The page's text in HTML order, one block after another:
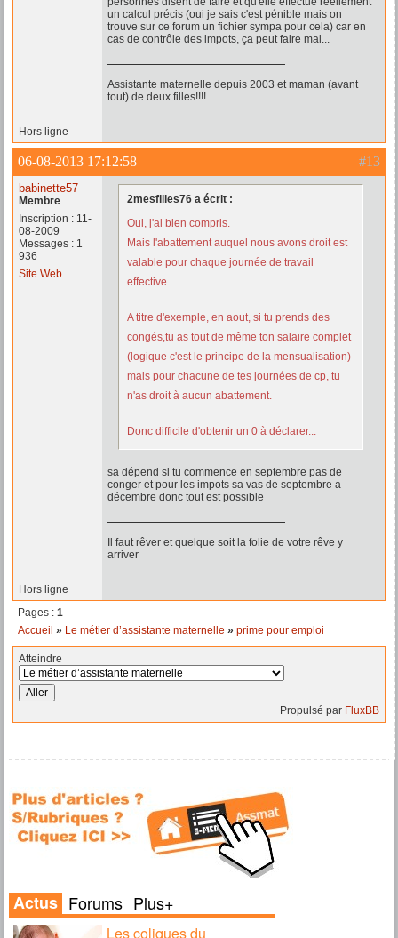
un calcul précis (oui je sais c'est pénible mais on
trouve sur ce forum un fichier sympa pour cela) car en
cas de contrôle des impots, ça peut faire mal...
Assistante maternelle depuis 2003 et maman (avant
tout) de deux filles!!!!
Hors ligne
#13
06-08-2013 17:12:58
babinette57
Membre
Inscription : 11-
08-2009
Messages : 1
936
Site Web
2mesfilles76 a écrit :
Oui, j'ai bien compris.
Mais l'abattement auquel nous avons droit est
valable pour chaque journée de travail
effective.
A titre d'exemple, en aout, si tu prends des
congés,tu as tout de même ton salaire complet
(logique c'est le principe de la mensualisation)
mais pour chacune de tes journées de cp, tu
n'as droit à aucun abattement.
Donc difficile d'obtenir un 0 à déclarer...
sa dépend si tu commence en septembre pas de
conger et pour les impots sa vas de septembre a
décembre donc tout est possible
Il faut rêver et quelque soit la folie de votre rêve y
arriver
Hors ligne
Pages : 1
Accueil » Le métier d’assistante maternelle » prime pour emploi
Atteindre
Propulsé par FluxBB